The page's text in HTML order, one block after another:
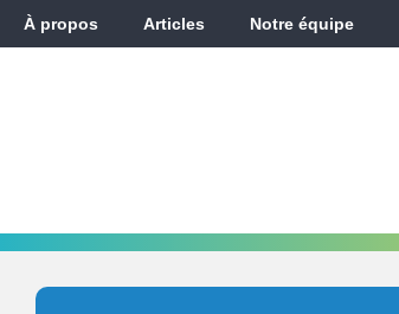
À propos Articles Notre équipe